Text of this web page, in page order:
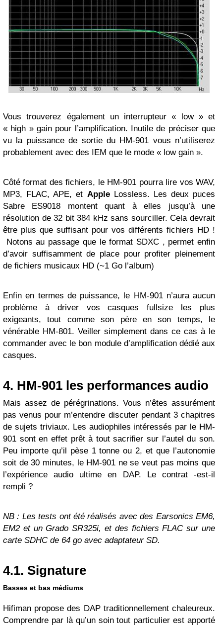
Vous trouverez également un interrupteur « low » et
« high » gain pour l’amplification. Inutile de préciser que
vu la puissance de sortie du HM-901 vous n’utiliserez
probablement avec des IEM que le mode « low gain ».
Côté format des fichiers, le HM-901 pourra lire vos WAV,
MP3, FLAC, APE, et AppleLossless. Les deux puces
Sabre ES9018 montent quant à elles jusqu’à une
résolution de 32 bit 384 kHz sans sourciller. Cela devrait
être plus que suffisant pour vos différents fichiers HD !
Notons au passage que le format SDXC , permet enfin
d’avoir suffisamment de place pour profiter pleinement
de fichiers musicaux HD (~1 Go l’album)
Enfin en termes de puissance, le HM-901 n’aura aucun
problème à driver vos casques fullsize les plus
exigeants, tout comme son père en son temps, le
vénérable HM-801. Veiller simplement dans ce cas à le
commander avec le bon module d’amplification dédié aux
casques.
4. HM-901 les performances audio
Mais assez de pérégrinations. Vous n’êtes assurément
pas venus pour m’entendre discuter pendant 3 chapitres
de sujets triviaux. Les audiophiles intéressés par le HM-
901 sont en effet prêt à tout sacrifier sur l’autel du son.
Peu importe qu’il pèse 1 tonne ou 2, et que l’autonomie
soit de 30 minutes, le HM-901 ne se veut pas moins que
l’expérience audio ultime en DAP. Le contrat -est-il
rempli ?
NB : Les tests ont été réalisés avec des Earsonics EM6,
EM2 et un Grado SR325i, et des fichiers FLAC sur une
carte SDHC de 64 go avec adaptateur SD.
4.1. Signature
Basses et bas médiums
Hifiman propose des DAP traditionnellement chaleureux.
Comprendre par là qu’un soin tout particulier est apporté